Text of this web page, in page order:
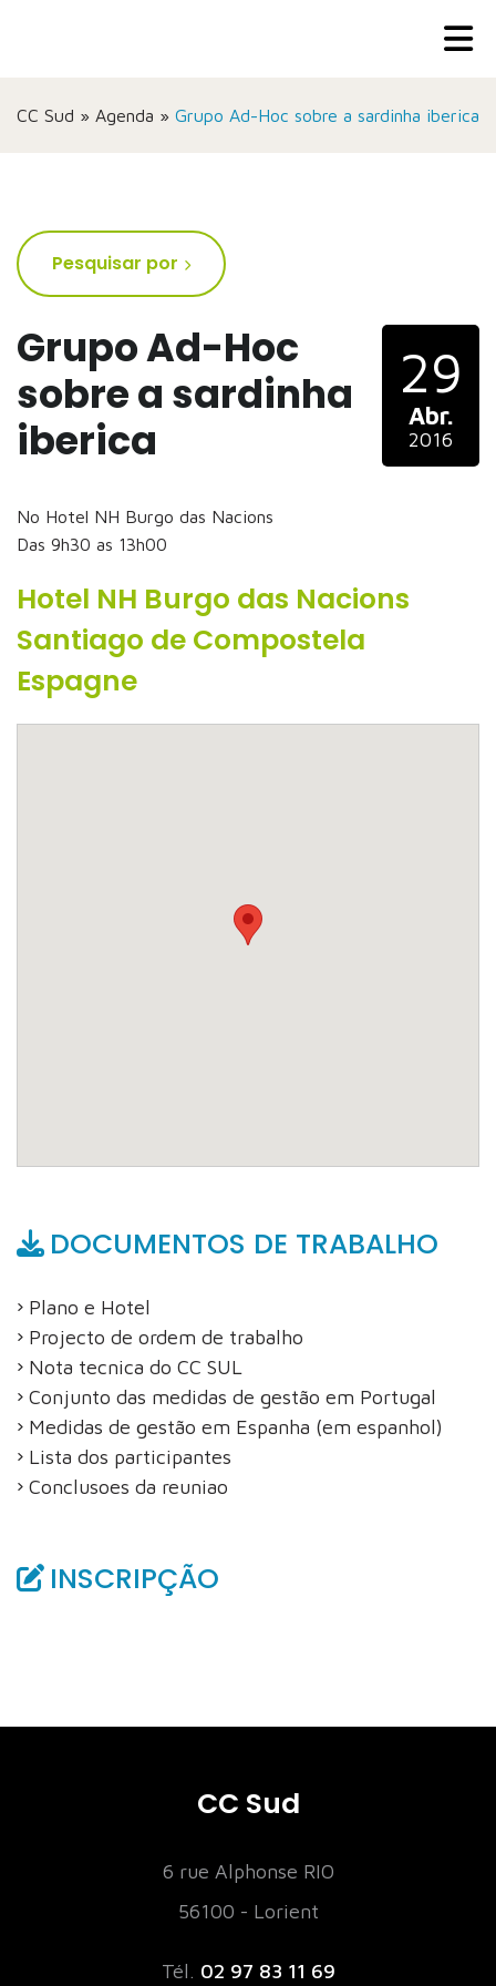
CC Sud » Agenda » Grupo Ad-Hoc sobre a sardinha iberica
Grupo Ad-Hoc
sobre a sardinha
iberica
No Hotel NH Burgo das Nacions
Das 9h30 as 13h00
29
Abr.
2016
Hotel NH Burgo das Nacions
Santiago de Compostela
Espagne
DOCUMENTOS DE TRABALHO
Plano e Hotel
Projecto de ordem de trabalho
Nota tecnica do CC SUL
Conjunto das medidas de gestão em Portugal
Medidas de gestão em Espanha (em espanhol)
Lista dos participantes
Conclusoes da reuniao
INSCRIPÇÃO
Pesquisar por
CC Sud
6 rue Alphonse RIO
56100 - Lorient
Tél. 02 97 83 11 69